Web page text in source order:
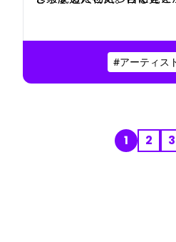
も拡張していく。その姿は
おいて人や価値のあいだに
テーター”であり、変化を
#アーティス
1 2 3